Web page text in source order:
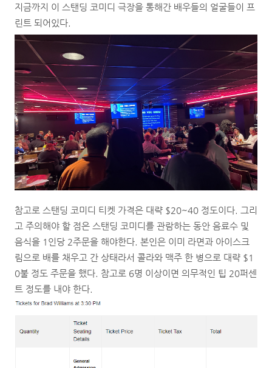
지금까지 이 스탠딩 코미디 극장을 통해간 배우들의 얼굴들이 프
린트 되어있다.
참고로 스탠딩 코미디 티켓 가격은 대략 $20~40 정도이다. 그리
고 주의해야 할 점은 스탠딩 코미디를 관람하는 동안 음료수 및
음식을 1인당 2주문을 해야한다. 본인은 이미 라면과 아이스크
림으로 배를 채우고 간 상태라서 콜라와 맥주 한 병으로 대략 $1
0불 정도 주문을 했다. 참고로 6명 이상이면 의무적인 팁 20퍼센
트 정도를 내야 한다.